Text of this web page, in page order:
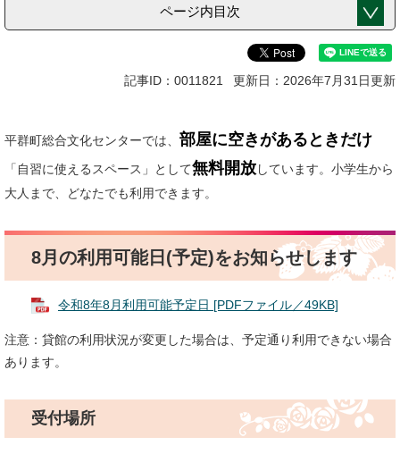
ページ内目次
記事ID：0011821 更新日：2026年7月31日更新
平群町総合文化センターでは、 部屋に空きがあるときだけ
「自習に使えるスペース」として無料開放しています。小学生から
大人まで、どなたでも利用できます。
8月の利用可能日(予定)をお知らせします
令和8年8月利用可能予定日 [PDFファイル／49KB]
注意：貸館の利用状況が変更した場合は、予定通り利用できない場合
あります。
受付場所